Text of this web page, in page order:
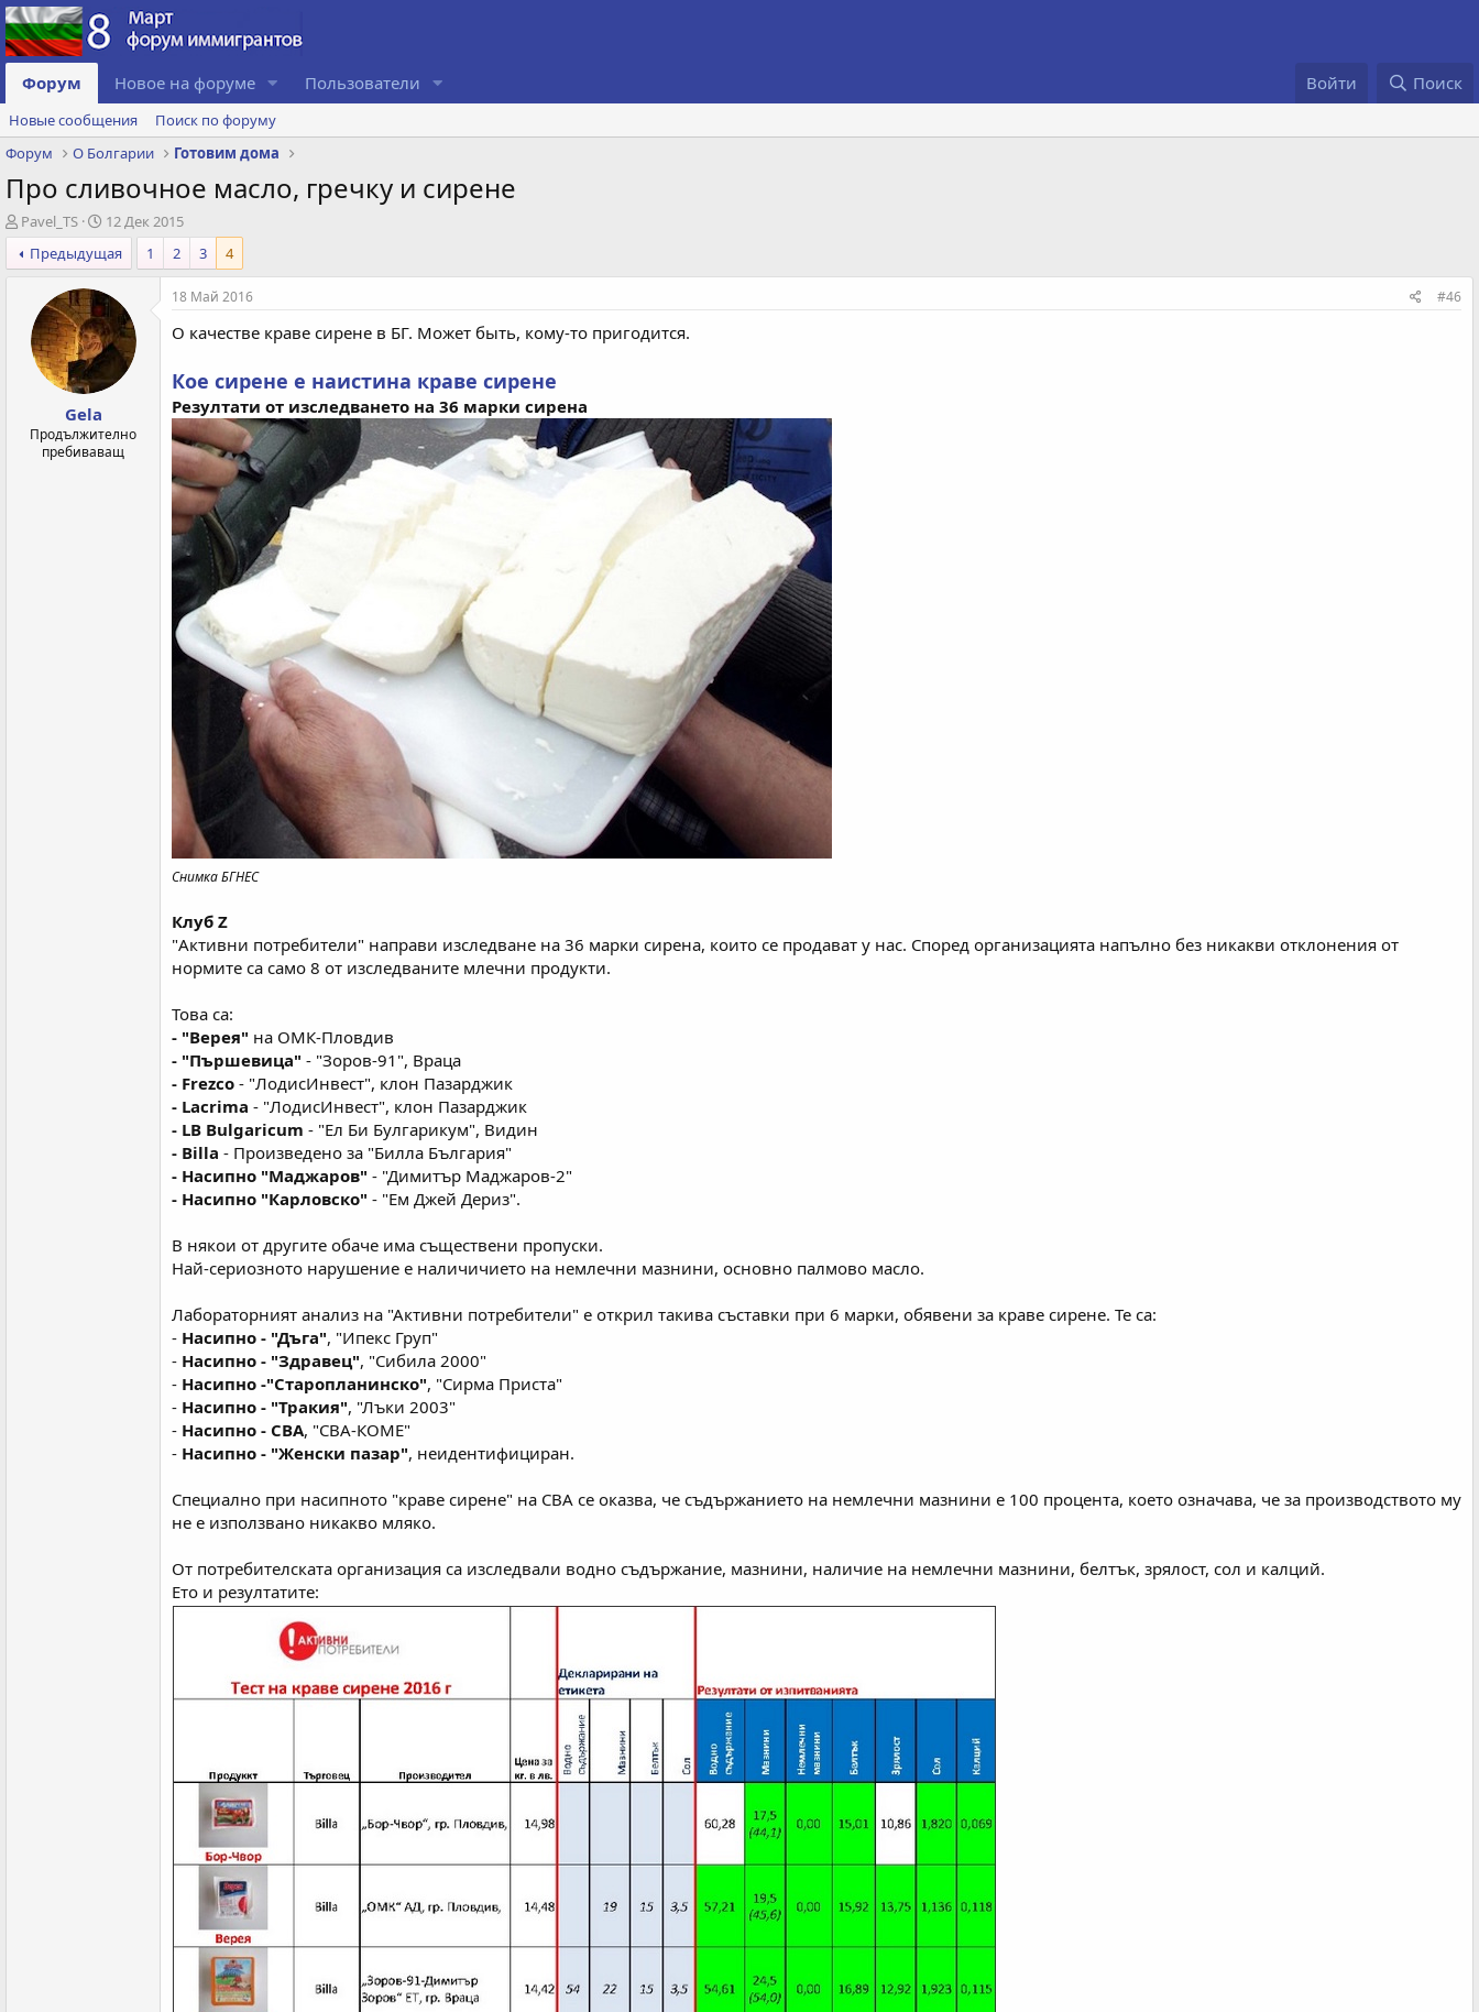
Форум Новое на форуме Пользователи Войти Поиск
Новые сообщения
Поиск по форуму
Форум
О Болгарии Готовим дома
Про сливочное масло, гречку и сирене
А
в
т
Pavel_TS
Д
а
т
с
о
з
д
я
12 Дек 2015
Предыдущая
1 2 3 4
Gela
Продължително
пребиваващ
18 Май 2016 #46
О качестве краве сирене в БГ. Может быть, кому-то пригодится.
Кое сирене е наистина краве сирене
Резултати от изследването на 36 марки сирена
Снимка БГНЕС
Клуб Z
"Активни потребители" направи изследване на 36 марки сирена, които се продават у нас. Според организацията напълно без никакви отклонения от
нормите са само 8 от изследваните млечни продукти.
Това са:
- "Верея" на ОМК-Пловдив
- "Пършевица" - "Зоров-91", Враца
- Frezco - "ЛодисИнвест", клон Пазарджик
- Lacrima - "ЛодисИнвест", клон Пазарджик
- LB Bulgaricum - "Ел Би Булгарикум", Видин
- Billa - Произведено за "Билла България"
- Насипно "Маджаров" - "Димитър Маджаров-2"
- Насипно "Карловско" - "Ем Джей Дериз".
В някои от другите обаче има съществени пропуски.
Най-сериозното нарушение е наличичието на немлечни мазнини, основно палмово масло.
Лабораторният анализ на "Активни потребители" е открил такива съставки при 6 марки, обявени за краве сирене. Те са:
- Насипно - "Дъга", "Ипекс Груп"
- Насипно - "Здравец", "Сибила 2000"
- Насипно -"Старопланинско", "Сирма Приста"
- Насипно - "Тракия", "Лъки 2003"
- Насипно - СВА, "СВА-КОМЕ"
- Насипно - "Женски пазар", неидентифициран.
Специално при насипното "краве сирене" на СВА се оказва, че съдържанието на немлечни мазнини е 100 процента, което означава, че за производството му
не е използвано никакво мляко.
От потребителската организация са изследвали водно съдържание, мазнини, наличие на немлечни мазнини, белтък, зрялост, сол и калций.
Ето и резултатите: